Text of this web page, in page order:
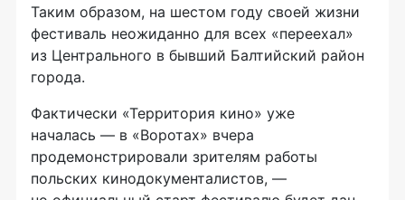
Таким образом, на шестом году своей жизни
фестиваль неожиданно для всех «переехал»
из Центрального в бывший Балтийский район
города.
Фактически «Территория кино» уже
началась — в «Воротах» вчера
продемонстрировали зрителям работы
польских кинодокументалистов, —